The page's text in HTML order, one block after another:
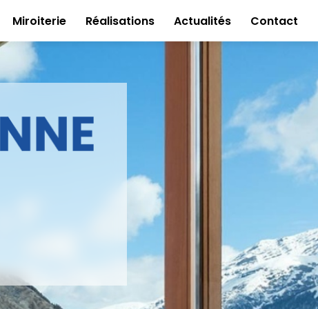
Miroiterie Réalisations Actualités Contact